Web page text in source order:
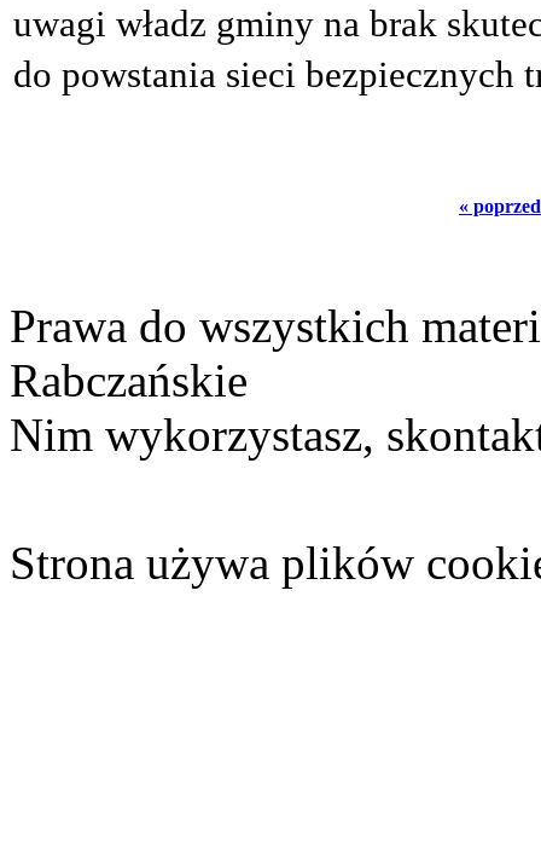
uwagi władz gminy na brak
do powstania sieci bezpiecznych
«
Prawa do wszystkich
Rabczańskie
Nim wykorzystasz,
Strona używa plików